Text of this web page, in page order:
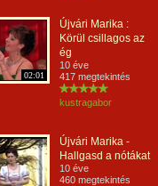
02:01
Újvári Marika :
Körül csillagos az
ég
10 éve
417 megtekintés
kustragabor
Újvári Marika -
Hallgasd a nótákat
10 éve
460 megtekintés